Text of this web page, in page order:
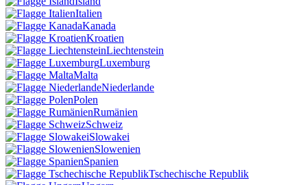
Italien
Kanada
Kroatien
Liechtenstein
Luxemburg
Malta
Niederlande
Polen
Rumänien
Schweiz
Slowakei
Slowenien
Spanien
Tschechische Republik